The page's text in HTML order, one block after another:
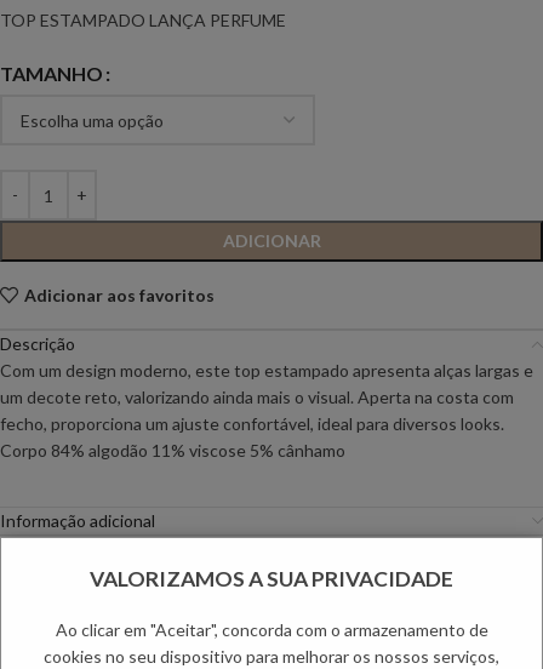
TOP ESTAMPADO LANÇA PERFUME
TAMANHO
ADICIONAR
Adicionar aos favoritos
Descrição
Com um design moderno, este top estampado apresenta alças largas e
um decote reto, valorizando ainda mais o visual. Aperta na costa com
fecho, proporciona um ajuste confortável, ideal para diversos looks.
Corpo 84% algodão 11% viscose 5% cânhamo
Informação adicional
Métodos de Pagamento
Categorias:Mulher Tops e Bodies
VALORIZAMOS A SUA PRIVACIDADE
Ao clicar em "Aceitar", concorda com o armazenamento de
cookies no seu dispositivo para melhorar os nossos serviços,